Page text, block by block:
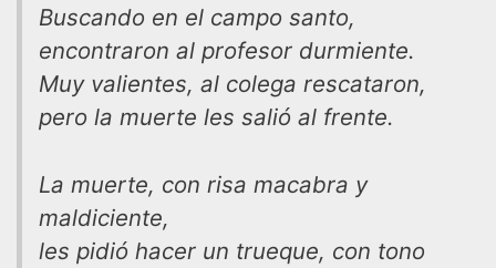
Buscando en el campo santo,
encontraron al profesor durmiente.
Muy valientes, al colega rescataron,
pero la muerte les salió al frente.
La muerte, con risa macabra y
maldiciente,
les pidió hacer un trueque, con tono